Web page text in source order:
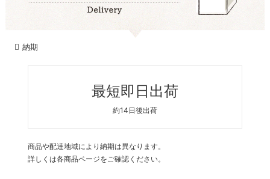
納期
最短即日出荷
約14日後出荷
商品や配達地域により納期は異なります。
詳しくは各商品ページをご確認ください。